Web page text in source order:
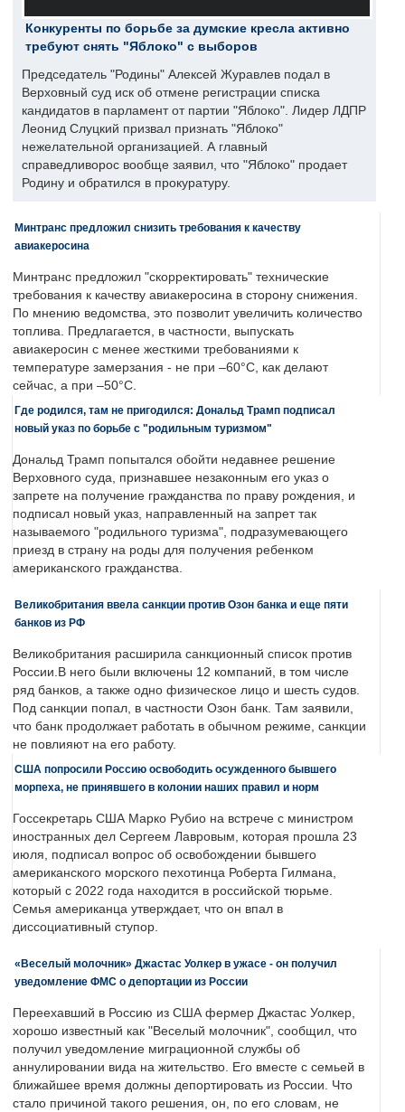
Конкуренты по борьбе за думские кресла активно
требуют снять "Яблоко" с выборов
Председатель "Родины" Алексей Журавлев подал в
Верховный суд иск об отмене регистрации списка
кандидатов в парламент от партии "Яблоко". Лидер ЛДПР
Леонид Слуцкий призвал признать "Яблоко"
нежелательной организацией. А главный
справедливорос вообще заявил, что "Яблоко" продает
Родину и обратился в прокуратуру.
Минтранс предложил снизить требования к качеству
авиакеросина
Минтранс предложил "скорректировать" технические
требования к качеству авиакеросина в сторону снижения.
По мнению ведомства, это позволит увеличить количество
топлива. Предлагается, в частности, выпускать
авиакеросин с менее жесткими требованиями к
температуре замерзания - не при –60°C, как делают
сейчас, а при –50°C.
Где родился, там не пригодился: Дональд Трамп подписал
новый указ по борьбе с "родильным туризмом"
Дональд Трамп попытался обойти недавнее решение
Верховного суда, признавшее незаконным его указ о
запрете на получение гражданства по праву рождения, и
подписал новый указ, направленный на запрет так
называемого "родильного туризма", подразумевающего
приезд в страну на роды для получения ребенком
американского гражданства.
Великобритания ввела санкции против Озон банка и еще пяти
банков из РФ
Великобритания расширила санкционный список против
России.В него были включены 12 компаний, в том числе
ряд банков, а также одно физическое лицо и шесть судов.
Под санкции попал, в частности Озон банк. Там заявили,
что банк продолжает работать в обычном режиме, санкции
не повлияют на его работу.
США попросили Россию освободить осужденного бывшего
морпеха, не принявшего в колонии наших правил и норм
Госсекретарь США Марко Рубио на встрече с министром
иностранных дел Сергеем Лавровым, которая прошла 23
июля, подписал вопрос об освобождении бывшего
американского морского пехотинца Роберта Гилмана,
который с 2022 года находится в российской тюрьме.
Семья американца утверждает, что он впал в
диссоциативный ступор.
«Веселый молочник» Джастас Уолкер в ужасе - он получил
уведомление ФМС о депортации из России
Переехавший в Россию из США фермер Джастас Уолкер,
хорошо известный как "Веселый молочник", сообщил, что
получил уведомление миграционной службы об
аннулировании вида на жительство. Его вместе с семьей в
ближайшее время должны депортировать из России. Что
стало причиной такого решения, он, по его словам, не